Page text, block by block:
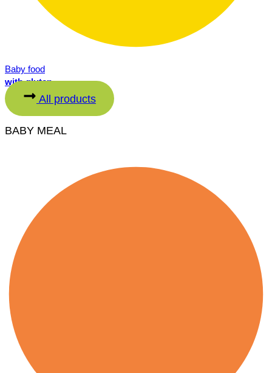
Baby food
with gluten
All products
BABY MEAL